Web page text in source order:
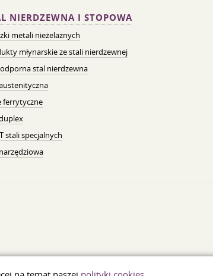
NIERDZEWNA I STOPOWA
metali nieżelaznych
młynarskie ze stali nierdzewnej
stal nierdzewna
ferrytyczne
stali specjalnych